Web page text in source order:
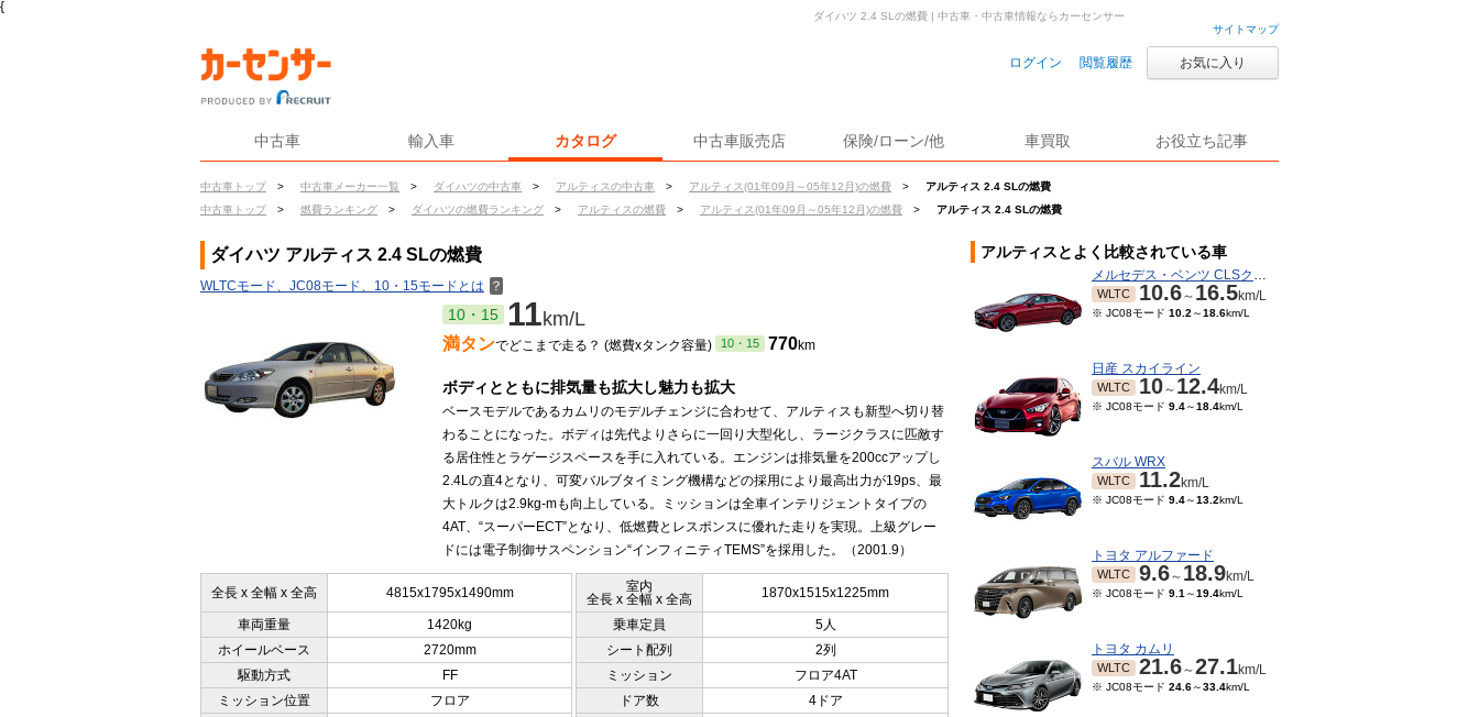
{
サイトマップ
ログイン 閲覧履歴 お気に入り
中古車 輸入車 カタログ 中古車販売店 保険/ローン/他 車買取 お役立ち記事
中古車トップ > 中古車メーカー一覧 > ダイハツの中古車 > アルティスの中古車 > アルティス(01年09月～05年12月)の燃費 >
アルティス 2.4 SLの燃費
中古車トップ
> 燃費ランキング > ダイハツの燃費ランキング > アルティスの燃費 > アルティス(01年09月～05年12月)の燃費 > アルティス 2.4 SLの燃費
ダイハツ 2.4 SLの燃費 | 中古車・中古車情報ならカーセンサー
ダイハツ アルティス 2.4 SLの燃費
WLTCモード、JC08モード、10・15モードとは ？
10・15 11km/L
満タンでどこまで走る？ (燃費xタンク容量) 10・15 770km
ボディとともに排気量も拡大し魅力も拡大
ベースモデルであるカムリのモデルチェンジに合わせて、アルティスも新型へ切り替
わることになった。ボディは先代よりさらに一回り大型化し、ラージクラスに匹敵す
る居住性とラゲージスペースを手に入れている。エンジンは排気量を200ccアップし
2.4Lの直4となり、可変バルブタイミング機構などの採用により最高出力が19ps、最
大トルクは2.9kg-mも向上している。ミッションは全車インテリジェントタイプの
4AT、“スーパーECT”となり、低燃費とレスポンスに優れた走りを実現。上級グレー
ドには電子制御サスペンション“インフィニティTEMS”を採用した。（2001.9）
全長 x 全幅 x 全高 4815x1795x1490mm
室内
全長 x 全幅 x 全高
1870x1515x1225mm
車両重量 1420kg 乗車定員
5人
ホイールベース
2720mm シート配列
2列
駆動方式
FF ミッション
フロア4AT
ミッション位置
フロア ドア数
4ドア
アルティスとよく比較されている車
メルセデス・ベンツ CLSクラス
WLTC 10.6～ 16.5km/L
※ JC08モード 10.2 ～18.6km/L
日産 スカイライン
WLTC 10～ 12.4km/L
※ JC08モード 9.4～18.4km/L
スバル WRX
WLTC 11.2km/L
※ JC08モード 9.4～13.2km/L
トヨタ アルファード
WLTC 9.6～ 18.9km/L
※ JC08モード 9.1 ～19.4km/L
トヨタ カムリ
WLTC 21.6～27.1km/L
※ JC08モード 24.6～33.4km/L